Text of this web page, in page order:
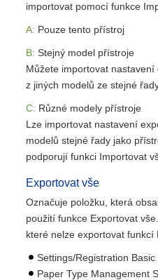
importovat pomocí funkce
A: Pouze tento přístroj
B: Stejný model přístroje
Můžete importovat
z jiných modelů ze stejné
C: Různé modely přístroje
Lze importovat nastavení
modelů stejné řady jako
podporují funkci Importovat
Exportovat vše
Označuje položku, která
použití funkce Exportovat vše.
které nelze exportovat funkcí
Settings/Registration
Paper Type Management